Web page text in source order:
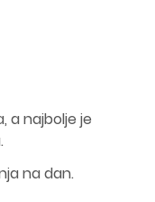
a najbolje je
na dan.